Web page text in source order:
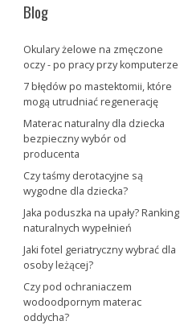
Blog
Okulary żelowe na zmęczone
oczy - po pracy przy komputerze
7 błędów po mastektomii, które
mogą utrudniać regenerację
Materac naturalny dla dziecka
bezpieczny wybór od
producenta
Czy taśmy derotacyjne są
wygodne dla dziecka?
Jaka poduszka na upały? Ranking
naturalnych wypełnień
Jaki fotel geriatryczny wybrać dla
osoby leżącej?
Czy pod ochraniaczem
wodoodpornym materac
oddycha?